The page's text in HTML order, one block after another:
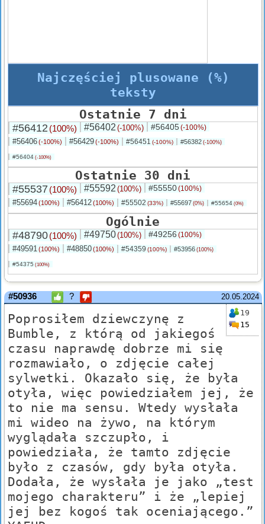
Najczęściej plusowane (%)
teksty
Ostatnie 7 dni
#56412 (100%) #56402 (-100%) #56405(-100%)
#56406(-100%) #56429(-100%) #56451 (-100%) #56382 (-100%)
#56404 (-100%)
Ostatnie 30 dni
#55537 (100%) #55592 (100%) #55550(100%)
#55694(100%) #56412(100%) #55502 (33%) #55697 (0%) #55654 (0%)
Ogólnie
#48790(100%) #49750(100%) #49256 (100%)
#49591(100%) #48850(100%) #54359 (100%) #53956 (100%)
#54375 (100%)
20.05.2024
#50936 ?
19
15
Poprosiłem dziewczynę z
Bumble, z którą od jakiegoś
czasu naprawdę dobrze mi się
rozmawiało, o zdjęcie całej
sylwetki. Okazało się, że była
otyła, więc powiedziałem jej, że
to nie ma sensu. Wtedy wysłała
mi wideo na żywo, na którym
wyglądała szczupło, i
powiedziała, że tamto zdjęcie
było z czasów, gdy była otyła.
Dodała, że wysłała je jako „test
mojego charakteru” i że „lepiej
jej bez kogoś tak oceniającego.”